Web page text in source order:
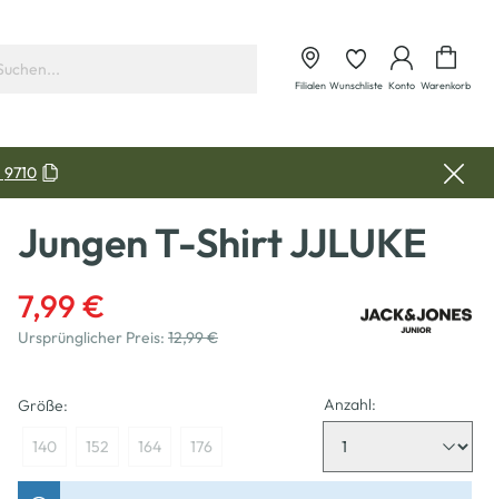
Filialen Wunschliste Konto Warenkorb
9710
Jungen T-Shirt JJLUKE
7,99 €
Ursprünglicher Preis: 12,99 €
Größe:
140 152 164 176
Anzahl: